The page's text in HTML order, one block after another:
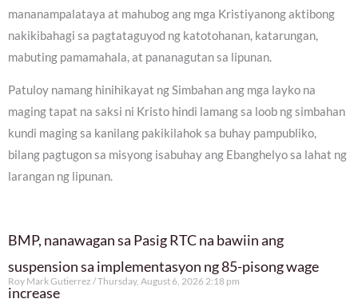
mananampalataya at mahubog ang mga Kristiyanong aktibong
nakikibahagi sa pagtataguyod ng katotohanan, katarungan,
mabuting pamamahala, at pananagutan sa lipunan.
Patuloy namang hinihikayat ng Simbahan ang mga layko na
maging tapat na saksi ni Kristo hindi lamang sa loob ng simbahan
kundi maging sa kanilang pakikilahok sa buhay pampubliko,
bilang pagtugon sa misyong isabuhay ang Ebanghelyo sa lahat ng
larangan ng lipunan.
BMP, nanawagan sa Pasig RTC na bawiin ang
suspension sa implementasyon ng 85-pisong wage
increase
Roy Mark Gutierrez Thursday, August 6, 2026 2:18 pm